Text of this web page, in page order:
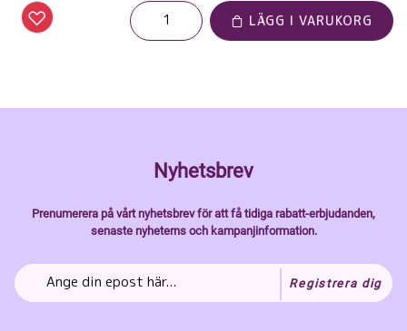
LÄGG I VARUKORG
Nyhetsbrev
Prenumerera på vårt nyhetsbrev för att få tidiga rabatt-erbjudanden,
senaste nyheterns och kampanjinformation.
Registrera dig